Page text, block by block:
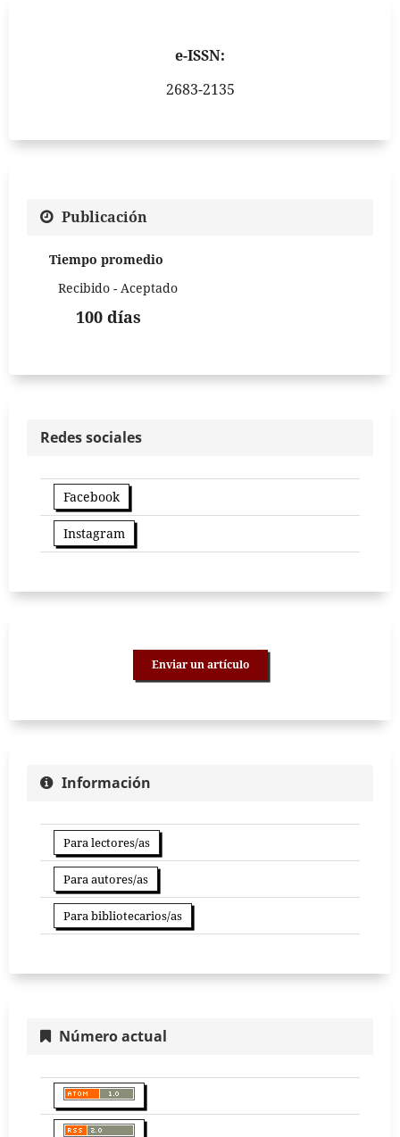
e-ISSN:
2683-2135
Publicación
Tiempo promedio
Recibido - Aceptado
100 días
Redes sociales
Facebook
Instagram
Enviar un artículo
Información
Para lectores/as
Para autores/as
Para bibliotecarios/as
Número actual